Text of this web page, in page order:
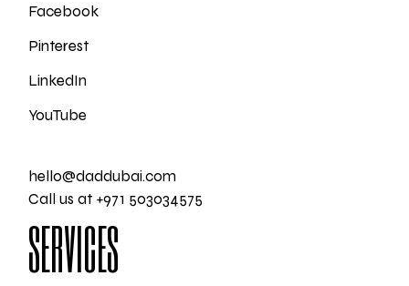
Facebook
Pinterest
LinkedIn
YouTube
hello@daddubai.com
Call us at +971 503034575
SERVICES